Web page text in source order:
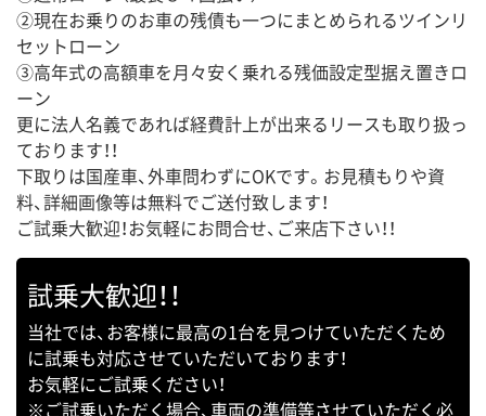
②現在お乗りのお車の残債も一つにまとめられるツインリ
セットローン
③高年式の高額車を月々安く乗れる残価設定型据え置きロ
ーン
更に法人名義であれば経費計上が出来るリースも取り扱っ
ております！！
下取りは国産車、外車問わずにOKです。お見積もりや資
料、詳細画像等は無料でご送付致します！
ご試乗大歓迎！お気軽にお問合せ、ご来店下さい！！
試乗大歓迎！！
当社では、お客様に最高の1台を見つけていただくため
に試乗も対応させていただいております！
お気軽にご試乗ください！
※ご試乗いただく場合、車両の準備等させていただく必